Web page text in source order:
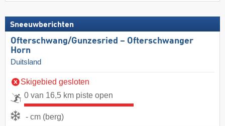
Sneeuwberichten
Ofterschwang/​Gunzesried – Ofterschwanger
Horn
Duitsland
Skigebied gesloten
0 van 16,5 km piste open
- cm (berg)